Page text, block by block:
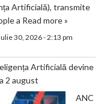
Artificială), transmite
a Read more »
30, 2026 - 2:13 pm
Artificială devine
2 august
ANC